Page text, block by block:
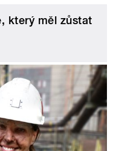
který měl zůstat